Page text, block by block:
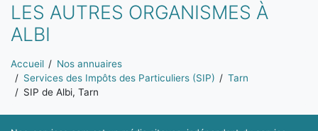
LES AUTRES ORGANISMES À
ALBI
Vous êtes ici:
Accueil
Nos annuaires
Services des Impôts des Particuliers (SIP)
Tarn
SIP de Albi, Tarn